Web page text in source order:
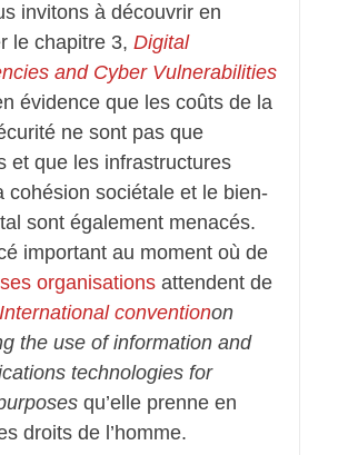
invitons à découvrir en
le chapitre 3, Digital
and Cyber Vulnerabilities
évidence que les coûts de la
ne sont pas que
et que les infrastructures
cohésion sociétale et le bien-
sont également menacés.
important au moment où de
organisationsattendent de
International conventionon
the use of information and
technologies for
qu’elle prenne en
droits de l’homme.